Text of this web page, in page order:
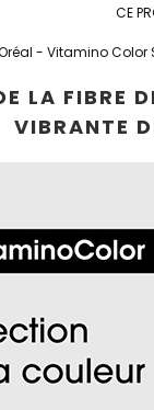
CE
- Vitamino
LA FIBRE
VIBRANTE